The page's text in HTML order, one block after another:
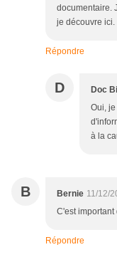
documentaire.
je découvre ici.
Répondre
D Doc
Oui,
à la
B Bernie 11/12/
C'est
Répondre